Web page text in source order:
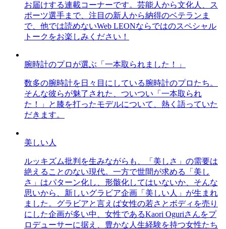
お届けする連載コーナーです。芸能人から文化人、ス
ポーツ選手まで、注目の新人から納得のベテランま
で、他では読めないWeb LEONならではのスペシャル
トークをお楽しみください！
腕時計のプロが選ぶ「一本取られました！」
数多の腕時計を日々目にしている腕時計のプロたち。
そんな彼らが魅了された、ついつい「一本取られ
た！」と膝を打ったモデルについて、熱く語っていた
だきます。
美しい人
ルッキズム批判を生みながらも、「美しさ」の需要は
絶えることのない現代。一方で世間が求める「美し
さ」はパターン化し、形骸化してはいないか、そんな
思いから、新しいグラビア企画「美しい人」が生まれ
ました。グラビアと言えば女性の若さとボディを売り
にした企画が多い中、女性であるKaori Oguriさんをプ
ロデューサーに据え、豊かな人生経験を持つ女性たち